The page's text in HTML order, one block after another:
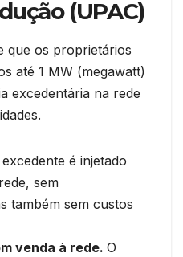
(UPAC)
que os proprietários
até 1 MW (megawatt)
excedentária na rede
excedente é injetado
sem
também sem custos
venda à rede. O